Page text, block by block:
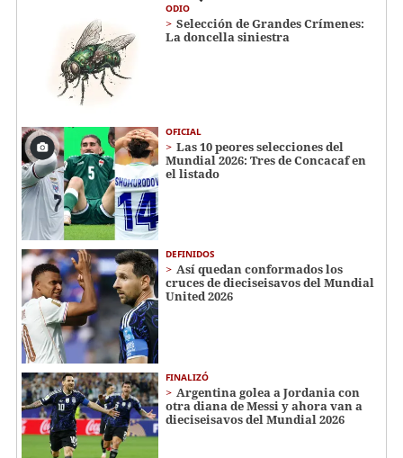
ODIO
Selección de Grandes Crímenes:
La doncella siniestra
OFICIAL
Las 10 peores selecciones del
Mundial 2026: Tres de Concacaf en
el listado
DEFINIDOS
Así quedan conformados los
cruces de dieciseisavos del Mundial
United 2026
FINALIZÓ
Argentina golea a Jordania con
otra diana de Messi y ahora van a
dieciseisavos del Mundial 2026